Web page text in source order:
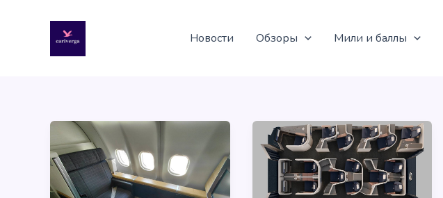
содержимому
Новости Обзоры Мили и баллы